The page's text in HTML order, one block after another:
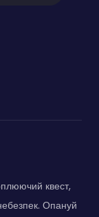
квест,
Опануй